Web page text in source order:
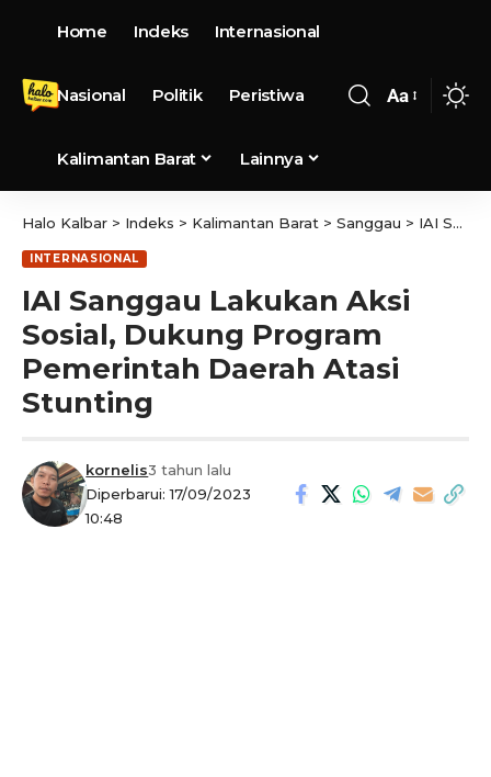
Home Indeks Internasional
Nasional Politik Peristiwa
Kalimantan Barat Lainnya
Aa
Halo Kalbar > Indeks > Kalimantan Barat > Sanggau > IAI Sanggau Lakukan Aksi Sosial, Dukung Program Pemerintah Daerah Atasi Stunting
INTERNASIONAL
IAI Sanggau Lakukan Aksi
Sosial, Dukung Program
Pemerintah Daerah Atasi
Stunting
Diperbarui: 17/09/2023
10:48
kornelis3 tahun lalu